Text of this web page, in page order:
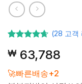
기준으로
4.64점을
받았습니
(28 고객
₩ 63,788
🚀빠른배송+2